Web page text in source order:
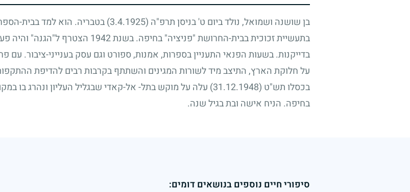
בן שושנה ושמואל, נולד ביום ט' בניסן תרפ"ה (3.4.1925)
בטבריה. הוא למד בבית-
בתעשיית זכוכית בבית-החרושת "פניציה" בחיפה. בשנת1942 הצטרף ל"הגנה" והיה
בדייקנות. בשעות הפנאי התעניין בספרות, אמנות, ספורט וגם עסק בענייני-ציבור.
על חלוקת הארץ, התיצב מיד לשורות המגינים והשתתף בקרבות רבים להדיפת
בכסלו תש"ט (31.12.1948)
עלה על מוקש בתל- אל-קאדי שבגליל העליון ונהרג בו
בחיפה. הניח אישה ובת בגיל שנה.
סיפורי חיים נוספים בנושאים דומים: